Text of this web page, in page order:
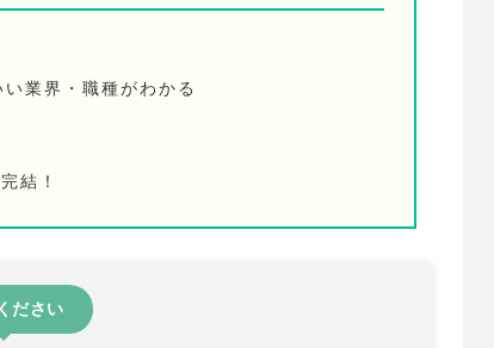
業界・職種がわかる
結！